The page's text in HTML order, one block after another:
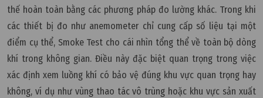
thế hoàn toàn bằng các phương pháp đo lường khác. Trong khi
các thiết bị đo như anemometer chỉ cung cấp số liệu tại một
điểm cụ thể, Smoke Test cho cái nhìn tổng thể về toàn bộ dòng
khí trong không gian. Điều này đặc biệt quan trọng trong việc
xác định xem luồng khí có bảo vệ đúng khu vực quan trọng hay
không, ví dụ như vùng thao tác vô trùng hoặc khu vực sản xuất